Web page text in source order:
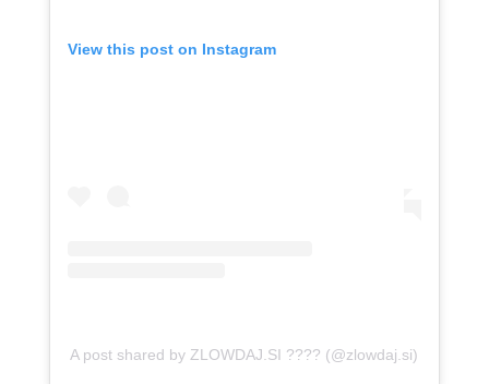
View this post on Instagram
A post shared by ZLOWDAJ.SI ???? (@zlowdaj.si)